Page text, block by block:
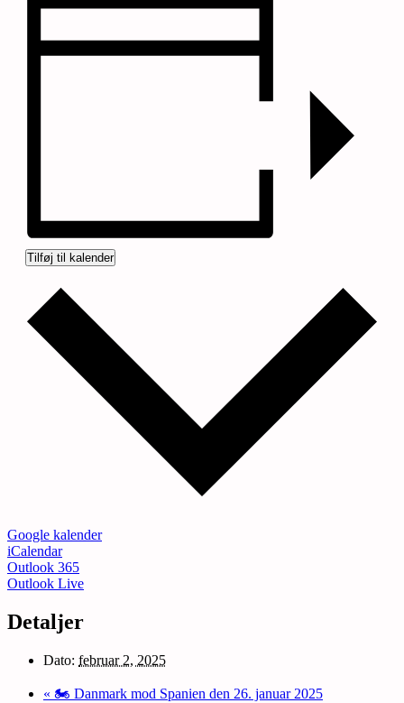
Tilføj til kalender
Google kalender
iCalendar
Outlook 365
Outlook Live
Detaljer
Dato: februar 2, 2025
« 🏍️ Danmark mod Spanien den 26. januar 2025